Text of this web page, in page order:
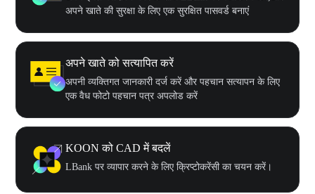
अपने खाते की सुरक्षा के लिए एक सुरक्षित पासवर्ड बनाएं
अपने खाते को सत्यापित करें
अपनी व्यक्तिगत जानकारी दर्ज करें और पहचान सत्यापन के लिए
एक वैध फोटो पहचान पत्र अपलोड करें
KOON को CAD में बदलें
LBank पर व्यापार करने के लिए क्रिप्टोकरेंसी का चयन करें।